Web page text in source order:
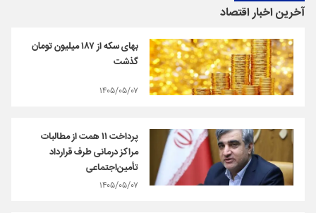
آخرین اخبار اقتصاد
بهای سکه از ۱۸۷ میلیون تومان
گذشت
۱۴۰۵/۰۵/۰۷
پرداخت ۱۱ همت از مطالبات
مراکز درمانی طرف قرارداد
تأمین‌اجتماعی
۱۴۰۵/۰۵/۰۷